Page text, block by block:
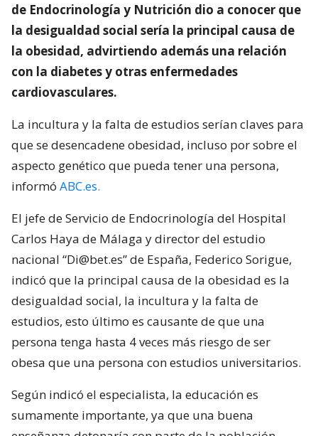
de Endocrinología y Nutrición dio a conocer que
la desigualdad social sería la principal causa de
la obesidad, advirtiendo además una relación
con la diabetes y otras enfermedades
cardiovasculares.
La incultura y la falta de estudios serían claves para
que se desencadene obesidad, incluso por sobre el
aspecto genético que pueda tener una persona,
informó ABC.es.
El jefe de Servicio de Endocrinología del Hospital
Carlos Haya de Málaga y director del estudio
nacional “Di@bet.es” de España, Federico Sorigue,
indicó que la principal causa de la obesidad es la
desigualdad social, la incultura y la falta de
estudios, esto último es causante de que una
persona tenga hasta 4 veces más riesgo de ser
obesa que una persona con estudios universitarios.
Según indicó el especialista, la educación es
sumamente importante, ya que una buena